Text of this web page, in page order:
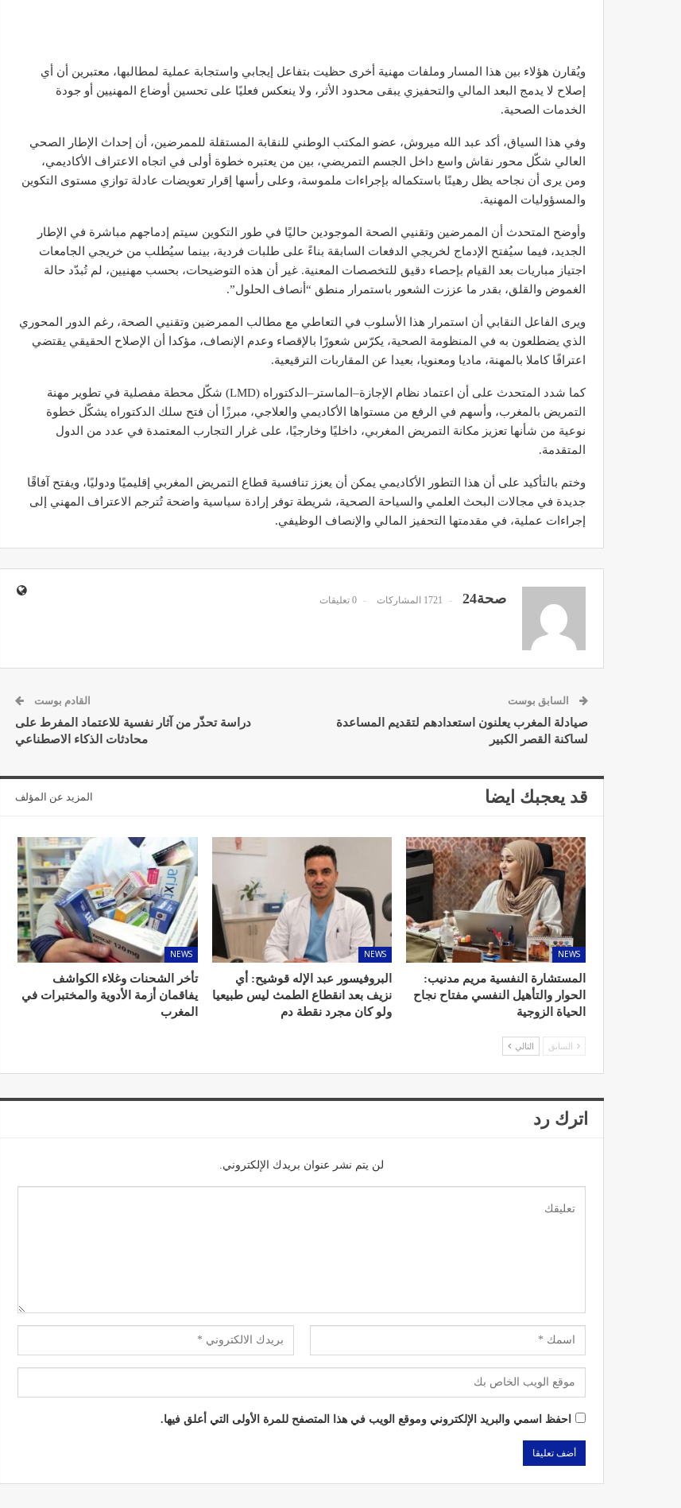
ويُقارن هؤلاء بين هذا المسار وملفات مهنية أخرى حظيت بتفاعل إيجابي واستجابة عملية لمطالبها، معتبرين أن أي
إصلاح لا يدمج البعد المالي والتحفيزي يبقى محدود الأثر، ولا ينعكس فعليًا على تحسين أوضاع المهنيين أو جودة
الخدمات الصحية.
وفي هذا السياق، أكد عبد الله ميروش، عضو المكتب الوطني للنقابة المستقلة للممرضين، أن إحداث الإطار الصحي
العالي شكّل محور نقاش واسع داخل الجسم التمريضي، بين من يعتبره خطوة أولى في اتجاه الاعتراف الأكاديمي،
ومن يرى أن نجاحه يظل رهينًا باستكماله بإجراءات ملموسة، وعلى رأسها إقرار تعويضات عادلة توازي مستوى التكوين
والمسؤوليات المهنية.
وأوضح المتحدث أن الممرضين وتقنيي الصحة الموجودين حاليًا في طور التكوين سيتم إدماجهم مباشرة في الإطار
الجديد، فيما سيُفتح الإدماج لخريجي الدفعات السابقة بناءً على طلبات فردية، بينما سيُطلب من خريجي الجامعات
اجتياز مباريات بعد القيام بإحصاء دقيق للتخصصات المعنية. غير أن هذه التوضيحات، بحسب مهنيين، لم تُبدّد حالة
الغموض والقلق، بقدر ما عززت الشعور باستمرار منطق “أنصاف الحلول”.
ويرى الفاعل النقابي أن استمرار هذا الأسلوب في التعاطي مع مطالب الممرضين وتقنيي الصحة، رغم الدور المحوري
الذي يضطلعون به في المنظومة الصحية، يكرّس شعورًا بالإقصاء وعدم الإنصاف، مؤكدا أن الإصلاح الحقيقي يقتضي
اعترافًا كاملا بالمهنة، ماديا ومعنويا، بعيدا عن المقاربات الترقيعية.
كما شدد المتحدث على أن اعتماد نظام الإجازة–الماستر–الدكتوراه (LMD) شكّل محطة مفصلية في تطوير مهنة
التمريض بالمغرب، وأسهم في الرفع من مستواها الأكاديمي والعلاجي، مبرزًا أن فتح سلك الدكتوراه يشكّل خطوة
نوعية من شأنها تعزيز مكانة التمريض المغربي، داخليًا وخارجيًا، على غرار التجارب المعتمدة في عدد من الدول
المتقدمة.
وختم بالتأكيد على أن هذا التطور الأكاديمي يمكن أن يعزز تنافسية قطاع التمريض المغربي إقليميًا ودوليًا، ويفتح آفاقًا
جديدة في مجالات البحث العلمي والسياحة الصحية، شريطة توفر إرادة سياسية واضحة تُترجم الاعتراف المهني إلى
إجراءات عملية، في مقدمتها التحفيز المالي والإنصاف الوظيفي.
صحة24 1721 المشاركات 0 تعليقات
السابق بوست
صيادلة المغرب يعلنون استعدادهم لتقديم المساعدة
لساكنة القصر الكبير
القادم بوست
دراسة تحذّر من آثار نفسية للاعتماد المفرط على
محادثات الذكاء الاصطناعي
قد يعجبك ايضا المزيد عن المؤلف
NEWS
المستشارة النفسية مريم مدنيب:
الحوار والتأهيل النفسي مفتاح نجاح
الحياة الزوجية
NEWS
البروفيسور عبد الإله قوشيح: أي
نزيف بعد انقطاع الطمث ليس طبيعيا
ولو كان مجرد نقطة دم
NEWS
تأخر الشحنات وغلاء الكواشف
يفاقمان أزمة الأدوية والمختبرات في
المغرب
السابق التالي
اترك رد
لن يتم نشر عنوان بريدك الإلكتروني.
احفظ اسمي والبريد الإلكتروني وموقع الويب في هذا المتصفح للمرة الأولى التي أعلق فيها.
مصحة الأخوين بالصويرة توفير معدات
ديسمبر 14, 2022
الدكتور مصطفى مودن يقدم نصائح مهمة
تصحيح بعض الأفكار المغلوطة حول العلاج
الإشعاعي
قرار جديد يعيد تنظيم تعويضات الحراسة
أبريل 16, 2026
تحذير من تناول المحليات الصناعية.. ترفع
شعور القلق
مصحة الجامعة بأكادير.. منشأة طبيـة بمعايير
استشفائية دولية
ديسمبر 20, 2022